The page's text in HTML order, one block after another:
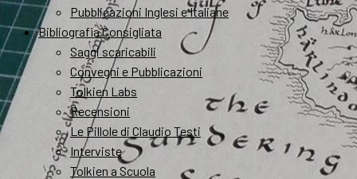
Pubblicazioni Inglesi e Italiane
Bibliografia Consigliata
Saggi scaricabili
Convegni e Pubblicazioni
Tolkien Labs
Recensioni
Le Pillole di Claudio Testi
Interviste
Tolkien a Scuola